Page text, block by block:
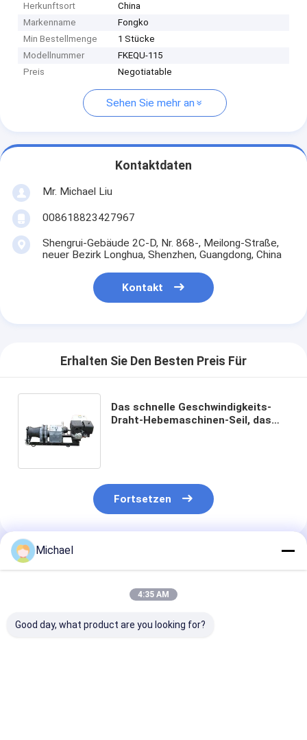
Herkunftsort
China
Markenname
Fongko
Min Bestellmenge
1 Stücke
Modellnummer
FKEQU-115
Preis
Negotiatable
Sehen Sie mehr an
Kontaktdaten
Mr. Michael Liu
008618823427967
Shengrui-Gebäude 2C-D, Nr. 868-, Meilong-Straße,
neuer Bezirk Longhua, Shenzhen, Guangdong, China
Kontakt
Erhalten Sie Den Besten Preis Für
Das schnelle Geschwindigkeits-
Draht-Hebemaschinen-Seil, das
Fortsetzen
Empfohlene Produkte
Michael
4:35 AM
Good day, what product are you looking for?